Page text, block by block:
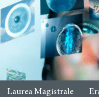
Laurea Magistrale